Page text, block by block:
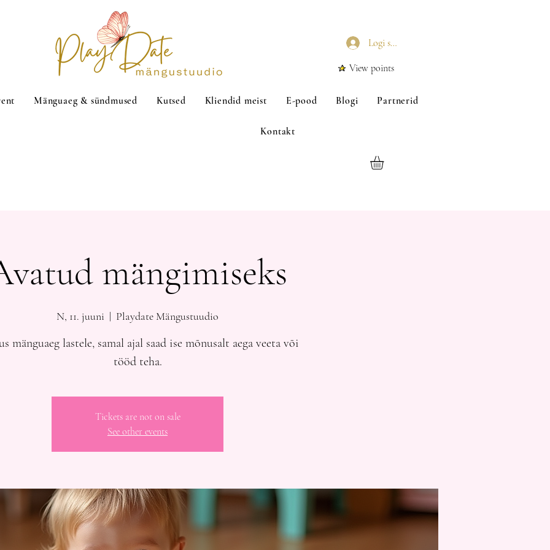
Logi sisse
View points
Mänguaeg & sündmused Kutsed Kliendid meist E-pood Blogi Partnerid
Kontakt
mängimiseks
N, 11. juuni
  |
Playdate Mängustuudio
mänguaeg lastele, samal ajal saad ise mõnusalt aega veeta või
tööd teha.
Tickets are not on sale
See other events